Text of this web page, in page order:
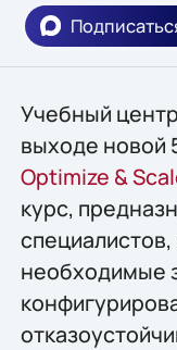
Учебный
выходе новой
Optimize &
курс,
необходимые